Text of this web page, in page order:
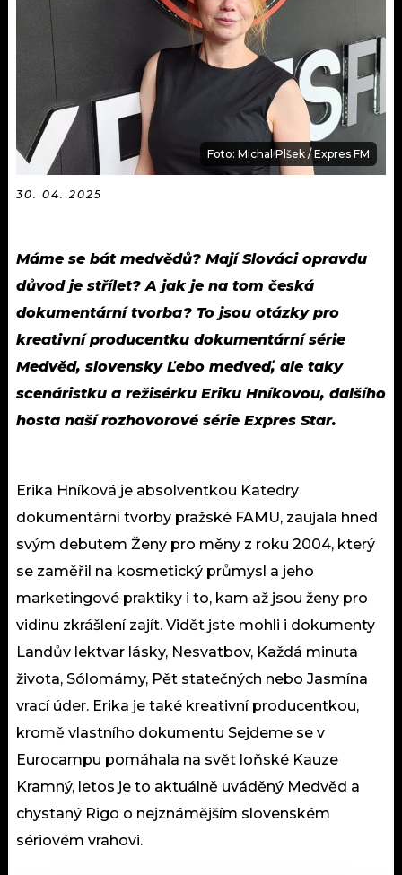
TRENDY
KULTURA
MIX
OSTATNÍ Foto: Michal Plšek / Expres FM
30. 04. 2025
Máme se bát medvědů? Mají Slováci opravdu
důvod je střílet? A jak je na tom česká
dokumentární tvorba? To jsou otázky pro
kreativní producentku dokumentární série
Medvěd, slovensky Ľebo medveď, ale taky
scenáristku a režisérku Eriku Hníkovou, dalšího
hosta naší rozhovorové série Expres Star.
Erika Hníková je absolventkou Katedry
dokumentární tvorby pražské FAMU, zaujala hned
svým debutem Ženy pro měny z roku 2004, který
se zaměřil na kosmetický průmysl a jeho
marketingové praktiky i to, kam až jsou ženy pro
vidinu zkrášlení zajít. Vidět jste mohli i dokumenty
Landův lektvar lásky, Nesvatbov, Každá minuta
života, Sólomámy, Pět statečných nebo Jasmína
vrací úder. Erika je také kreativní producentkou,
kromě vlastního dokumentu Sejdeme se v
Eurocampu pomáhala na svět loňské Kauze
Kramný, letos je to aktuálně uváděný Medvěd a
chystaný Rigo o nejznámějším slovenském
sériovém vrahovi.